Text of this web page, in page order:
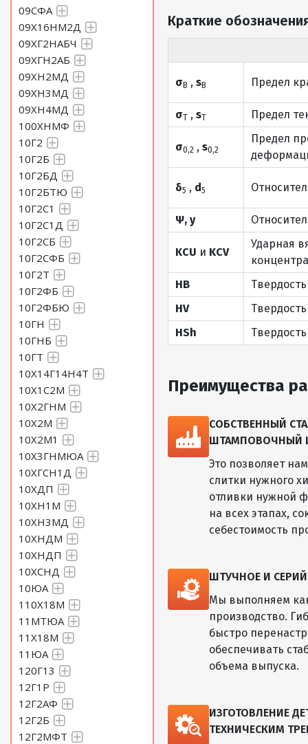
09СФА
09Х16НМ2Д
09ХГ2НАБЧ
09ХГН2АБ
09ХН2МД
09ХН3МД
09ХН4МД
100ХНМФ
10Г2
10Г2Б
10Г2БД
10Г2БТЮ
10Г2С1
10Г2С1Д
10Г2СБ
10Г2СФБ
10Г2Т
10Г2ФБ
10Г2ФБЮ
10ГН
10ГНБ
10ГТ
10Х14Г14Н4Т
10Х1С2М
10Х2ГНМ
10Х2М
10Х2М1
10Х3ГНМЮА
10ХГСН1Д
10ХДП
10ХН1М
10ХН3МД
10ХНДМ
10ХНДП
10ХСНД
10ЮА
110Х18М
11МТЮА
11Х18М
11ЮА
120Г13
12Г1Р
12Г2АФ
12Г2Б
12Г2МФТ
Краткие
σВ ,sВ Предел
σТ ,sТ Предел
σ0,2 ,s0,2
Предел
δ5 , d5
Ψ, y
KCU и KCV
Ударная
HB
HV
HSh
Преимущества
СОБСТВЕННЫЙ
ШТАМПОВОЧНЫЙ
Это позволяет
слитки нужного
отливки нужной
на всех этапах,
себестоимость
ШТУЧНОЕ И
Мы выполняем
производство.
быстро
обеспечивать
объема выпуска.
ИЗГОТОВЛЕНИЕ
ТЕХНИЧЕСКИМ